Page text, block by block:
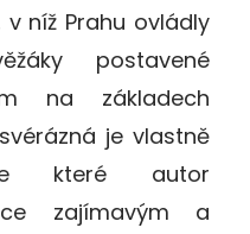
níž Prahu ovládly
postavené
na základech
je vlastně
které autor
zajímavým a